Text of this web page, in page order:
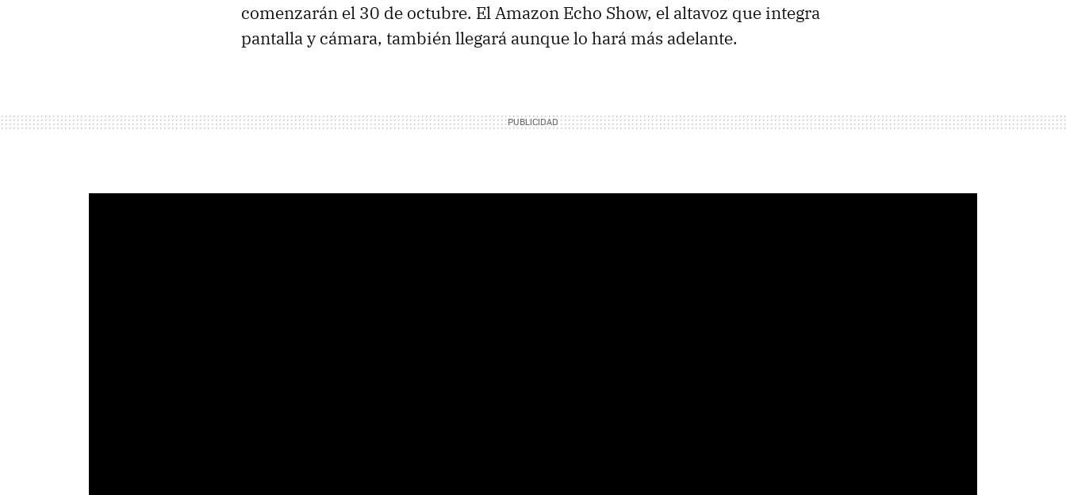
comenzarán el 30 de octubre. El Amazon Echo Show, el altavoz que integra
pantalla y cámara, también llegará aunque lo hará más adelante.